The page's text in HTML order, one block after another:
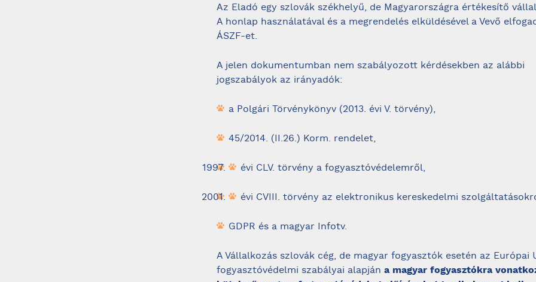
Az Eladó egy szlovák székhelyű, de Magyarországra értékesítő
A honlap használatával és a megrendelés elküldésével a Vevő
ÁSZF-et.
A jelen dokumentumban nem szabályozott kérdésekben az alábbi
jogszabályok az irányadók:
a Polgári Törvénykönyv (2013. évi V. törvény),
45/2014. (II.26.) Korm. rendelet,
évi CLV. törvény a fogyasztóvédelemről,
évi CVIII. törvény az elektronikus kereskedelmi
GDPR és a magyar Infotv.
A Vállalkozás szlovák cég, de magyar fogyasztók esetén az Európai
fogyasztóvédelmi szabályai alapján a magyar fogyasztókra